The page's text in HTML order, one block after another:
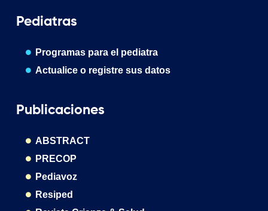
Pediatras
Programas para el pediatra
Actualice o registre sus datos
Publicaciones
ABSTRACT
PRECOP
Pediavoz
Resiped